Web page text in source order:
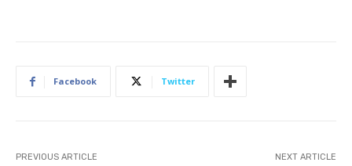
Facebook Twitter
PREVIOUS ARTICLE NEXT ARTICLE